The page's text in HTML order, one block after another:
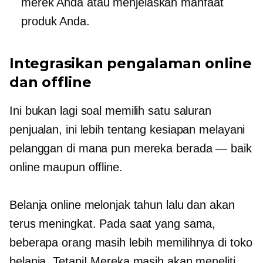
produk Anda.
Integrasikan pengalaman online
dan offline
Ini bukan lagi soal memilih satu saluran
penjualan, ini lebih tentang kesiapan melayani
pelanggan di mana pun mereka berada — baik
online maupun offline.
Belanja online melonjak tahun lalu dan akan
terus meningkat. Pada saat yang sama,
beberapa orang masih lebih memilihnyadi toko